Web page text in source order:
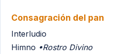
Consagración del pan
Interludio
Himno •Rostro Divino